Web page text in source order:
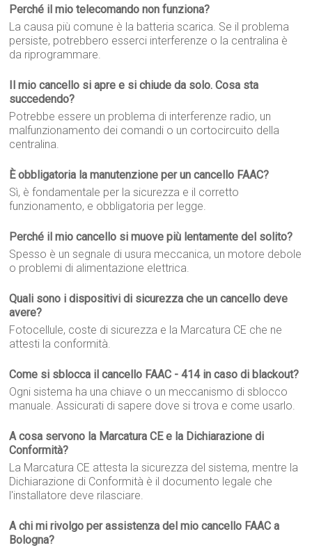
Perché il mio telecomando non funziona?
La causa più comune è la batteria scarica. Se il problema
persiste, potrebbero esserci interferenze o la centralina è
da riprogrammare.
Il mio cancello si apre e si chiude da solo. Cosa sta
succedendo?
Potrebbe essere un problema di interferenze radio, un
malfunzionamento dei comandi o un cortocircuito della
centralina.
È obbligatoria la manutenzione per un cancello FAAC?
Sì, è fondamentale per la sicurezza e il corretto
funzionamento, e obbligatoria per legge.
Perché il mio cancello si muove più lentamente del solito?
Spesso è un segnale di usura meccanica, un motore debole
o problemi di alimentazione elettrica.
Quali sono i dispositivi di sicurezza che un cancello deve
avere?
Fotocellule, coste di sicurezza e la Marcatura CE che ne
attesti la conformità.
Come si sblocca il cancello FAAC - 414 in caso di blackout?
Ogni sistema ha una chiave o un meccanismo di sblocco
manuale. Assicurati di sapere dove si trova e come usarlo.
A cosa servono la Marcatura CE e la Dichiarazione di
Conformità?
La Marcatura CE attesta la sicurezza del sistema, mentre la
Dichiarazione di Conformità è il documento legale che
l'installatore deve rilasciare.
A chi mi rivolgo per assistenza del mio cancello FAAC a
Bologna?